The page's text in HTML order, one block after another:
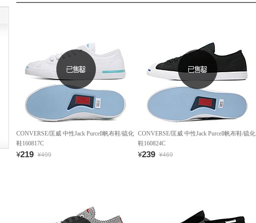
CONVERSE/匡威 中性Jack Purcell帆布鞋/硫化
鞋160817C
¥219 ¥499
CONVERSE/匡威 中性Jack Purcell帆布鞋/硫化
鞋160824C
¥239 ¥469